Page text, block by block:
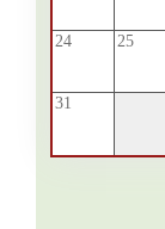
24 25
31